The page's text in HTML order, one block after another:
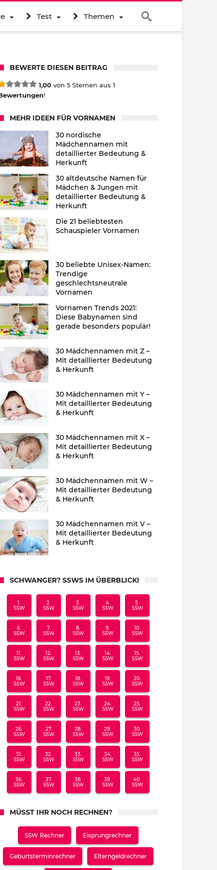
Test Themen
BEWERTE DIESEN BEITRAG
1,00 von 5 Sternen aus 1
!
MEHR IDEEN FÜR VORNAMEN
30 nordische
Mädchennamen mit
detaillierter Bedeutung &
Herkunft
30 altdeutsche Namen für
Mädchen & Jungen mit
detaillierter Bedeutung &
Herkunft
Die 21 beliebtesten
Schauspieler Vornamen
30 beliebte Unisex-Namen:
Trendige
geschlechtsneutrale
Vornamen
Vornamen Trends 2021:
Diese Babynamen sind
gerade besonders populär!
30 Mädchennamen mit Z –
Mit detaillierter Bedeutung
& Herkunft
30 Mädchennamen mit Y –
Mit detaillierter Bedeutung
& Herkunft
30 Mädchennamen mit X –
Mit detaillierter Bedeutung
& Herkunft
30 Mädchennamen mit W –
Mit detaillierter Bedeutung
& Herkunft
30 Mädchennamen mit V –
Mit detaillierter Bedeutung
& Herkunft
SCHWANGER? SSWS IM ÜBERBLICK!
1.
SSW
2.
SSW
3.
SSW
4.
SSW
5.
SSW
6.
SSW
7.
SSW
8.
SSW
9.
SSW
10.
SSW
11.
SSW
12.
SSW
13.
SSW
14.
SSW
15.
SSW
16.
SSW
17.
SSW
18.
SSW
19.
SSW
20.
SSW
21.
SSW
22.
SSW
23.
SSW
24.
SSW
25.
SSW
26.
SSW
27.
SSW
28.
SSW
29.
SSW
30.
SSW
31.
SSW
32.
SSW
33.
SSW
34.
SSW
35.
SSW
36.
SSW
37.
SSW
38.
SSW
39.
SSW
40.
SSW
MÜSST IHR NOCH RECHNEN?
SSW Rechner Eisprungrechner
Geburtsterminrechner Elterngeldrechner